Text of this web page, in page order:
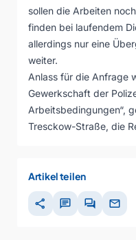
sollen die Arbeiten
finden bei laufendem
allerdings nur eine
weiter.
Anlass für die Anfrage
Gewerkschaft der
Arbeitsbedingungen“,
Tresckow-Straße, die
Artikel teilen
share chat forum mail